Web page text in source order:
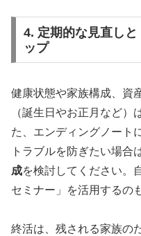
4. 定期的な見直し
ップ
健康状態や家族構成、資
（誕生日やお正月など）
た、エンディングノート
トラブルを防ぎたい場合
成を検討してください。
セミナー」を活用するの
終活は、残される家族の